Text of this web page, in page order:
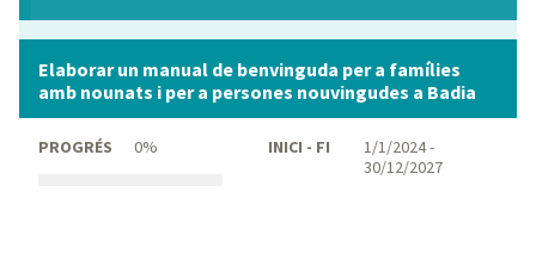
Elaborar un manual de benvinguda per a famílies
amb nounats i per a persones nouvingudes a Badia
PROGRÉS 0% INICI - FI
1/1/2024 -
30/12/2027